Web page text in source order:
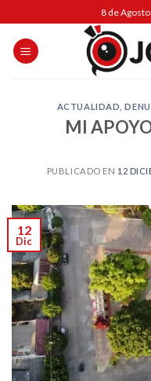
to
content
8 de
ACTUALIDAD ,
MI
PUBLICADO EN 12
12
Dic